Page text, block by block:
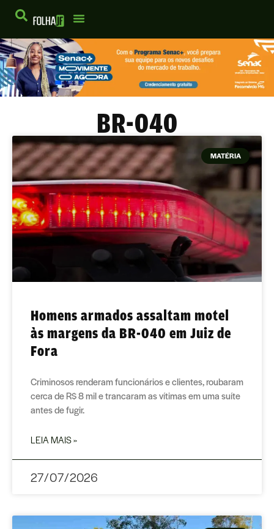
BR-040
MATÉRIA
Homens armados assaltam motel
às margens da BR-040 em Juiz de
Fora
Criminosos renderam funcionários e clientes, roubaram
cerca de R$ 8 mil e trancaram as vítimas em uma suíte
antes de fugir.
LEIA MAIS »
27/07/2026